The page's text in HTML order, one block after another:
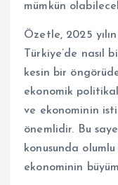
mümkün
Özetle, 2025
Türkiye’de nasıl
kesin bir
ekonomik
ve ekonominin
önemlidir. Bu
konusunda
ekonominin